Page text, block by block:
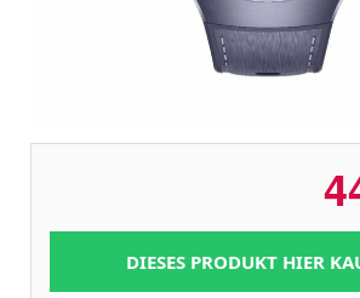
DIESES PRODUKT HIER